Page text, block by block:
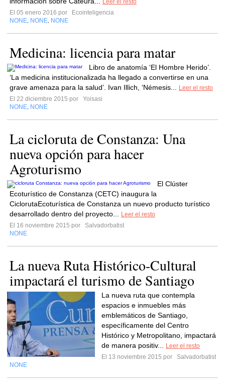
Leer el resto
El 05 enero 2016 por
Ecointeligencia
NONE NONE NONE
Medicina: licencia para matar
Libro de anatomía ‘El Hombre Herido’.
‘La medicina institucionalizada ha llegado a con­vertirse en una
grave amenaza para la salud’. Ivan Illich, ‘Némesis...
Leer el resto
El 22 diciembre 2015 por
Yoisasi
NONE NONE
La cicloruta de Constanza: Una
nueva opción para hacer
Agroturismo
El Clúster
Ecoturístico de Constanza (CETC) inaugura la
CiclorutaEcoturística de Constanza un nuevo producto turístico
desarrollado dentro del proyecto...
Leer el resto
El 16 noviembre 2015 por
Salvadorbatist
NONE
La nueva Ruta Histórico-Cultural
impactará el turismo de Santiago
La nueva ruta que contempla
espacios e inmuebles más
emblemáticos de Santiago,
específicamente del Centro
Histórico y Metropolitano, impactará
de manera positiv...
Leer el resto
El 13 noviembre 2015 por
Salvadorbatist
NONE